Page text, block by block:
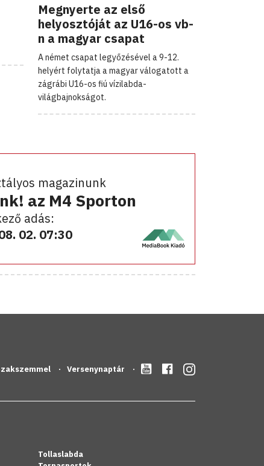
Megnyerte az első
helyosztóját az U16-os vb-
n a magyar csapat
A német csapat legyőzésével a 9-12.
helyért folytatja a magyar válogatott a
zágrábi U16-os fiú vízilabda-
világbajnokságot.
magazinunk
az M4 Sporton
adás:
02. 07:30
Versenynaptár
Tollaslabda